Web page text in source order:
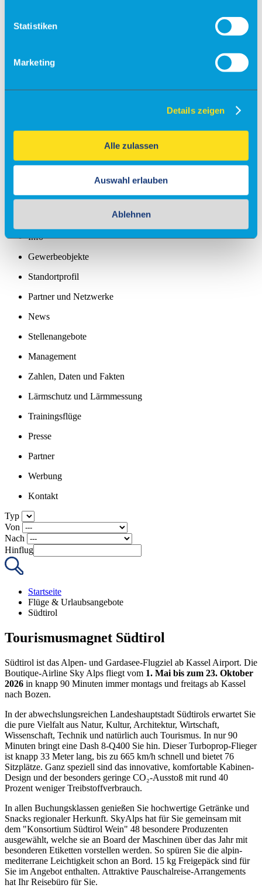
Statistiken
Marketing
Details zeigen
Alle zulassen
Auswahl erlauben
Ablehnen
Kontakt & Anfrage
Charter
Info
Gewerbeobjekte
Standortprofil
Partner und Netzwerke
News
Stellenangebote
Management
Zahlen, Daten und Fakten
Lärmschutz und Lärmmessung
Trainingsflüge
Presse
Partner
Werbung
Kontakt
Typ
Von
Nach
Hinflug
Startseite
Flüge & Urlaubsangebote
Südtirol
Tourismusmagnet Südtirol
Südtirol ist das Alpen- und Gardasee-Flugziel ab Kassel Airport. Die
Boutique-Airline Sky Alps fliegt vom 1. Mai bis zum 23. Oktober
2026 in knapp 90 Minuten immer montags und freitags ab Kassel
nach Bozen.
In der abwechslungsreichen Landeshauptstadt Südtirols erwartet Sie
die pure Vielfalt aus Natur, Kultur, Architektur, Wirtschaft,
Wissenschaft, Technik und natürlich auch Tourismus. In nur 90
Minuten bringt eine Dash 8-Q400 Sie hin. Dieser Turboprop-Flieger
ist knapp 33 Meter lang, bis zu 665 km/h schnell und bietet 76
Sitzplätze. Ganz speziell sind das innovative, komfortable Kabinen-
Design und der besonders geringe CO₂-Ausstoß mit rund 40
Prozent weniger Treibstoffverbrauch.
In allen Buchungsklassen genießen Sie hochwertige Getränke und
Snacks regionaler Herkunft. SkyAlps hat für Sie gemeinsam mit
dem "Konsortium Südtirol Wein" 48 besondere Produzenten
ausgewählt, welche sie an Board der Maschinen über das Jahr mit
besonderen Etiketten vorstellen werden. So spüren Sie die alpin-
mediterrane Leichtigkeit schon an Bord. 15 kg Freigepäck sind für
Sie im Angebot enthalten. Attraktive Pauschalreise-Arrangements
hat Ihr Reisebüro für Sie.